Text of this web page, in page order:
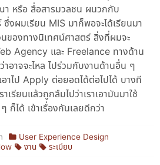
า หรือ สื่อสารมวลชน ผนวกกับ
งผมเรียน MIS มาก็พอจะได้เรียนมา
ของทางนิเทศน์ศาสตร์ สิ่งที่ผมจะ
Agency และ Freelance ทางด้าน
อาจจะไหล ไปร่วมกับงานด้านอื่น ๆ
อาไป Apply ต่อยอดได้ต่อไปได้ บางที
เรียนแล้วถูกลืมไปว่าเราเอามันมาใช้
ก็ได้ เข้าเรื่องกันเลยดีกว่า
User Experience Design
งาน ระเบียบ